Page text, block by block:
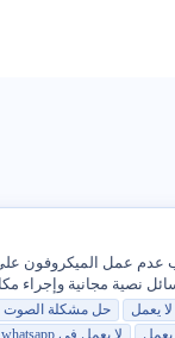
لا يعمل حل مشكلة الصوت
يعمل لا يعمل في